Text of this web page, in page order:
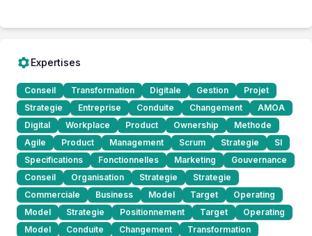
Expertises
Conseil Transformation Digitale Gestion
Projet
Strategie
Entreprise Conduite Changement
AMOA
Digital
Workplace Product Ownership
Methode
Agile
Product Management Scrum Strategie
SI
Specifications
Fonctionnelles Marketing
Gouvernance
Conseil
Organisation Strategie
Strategie
Commerciale
Business Model Target
Operating
Model
Strategie Positionnement Target
Operating
Model
Conduite Changement Transformation